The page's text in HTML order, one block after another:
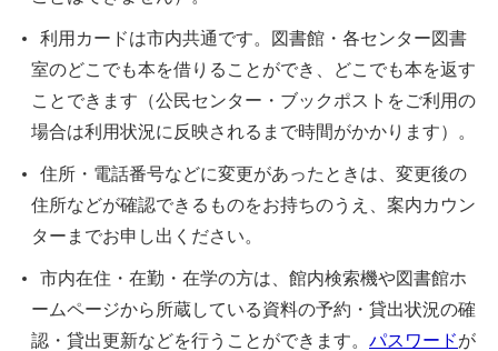
利用カードは市内共通です。図書館・各センター図書
室のどこでも本を借りることができ、どこでも本を返す
ことできます（公民センター・ブックポストをご利用の
場合は利用状況に反映されるまで時間がかかります）。
住所・電話番号などに変更があったときは、変更後の
住所などが確認できるものをお持ちのうえ、案内カウン
ターまでお申し出ください。
市内在住・在勤・在学の方は、館内検索機や図書館ホ
ームページから所蔵している資料の予約・貸出状況の確
認・貸出更新などを行うことができます。 パスワードが